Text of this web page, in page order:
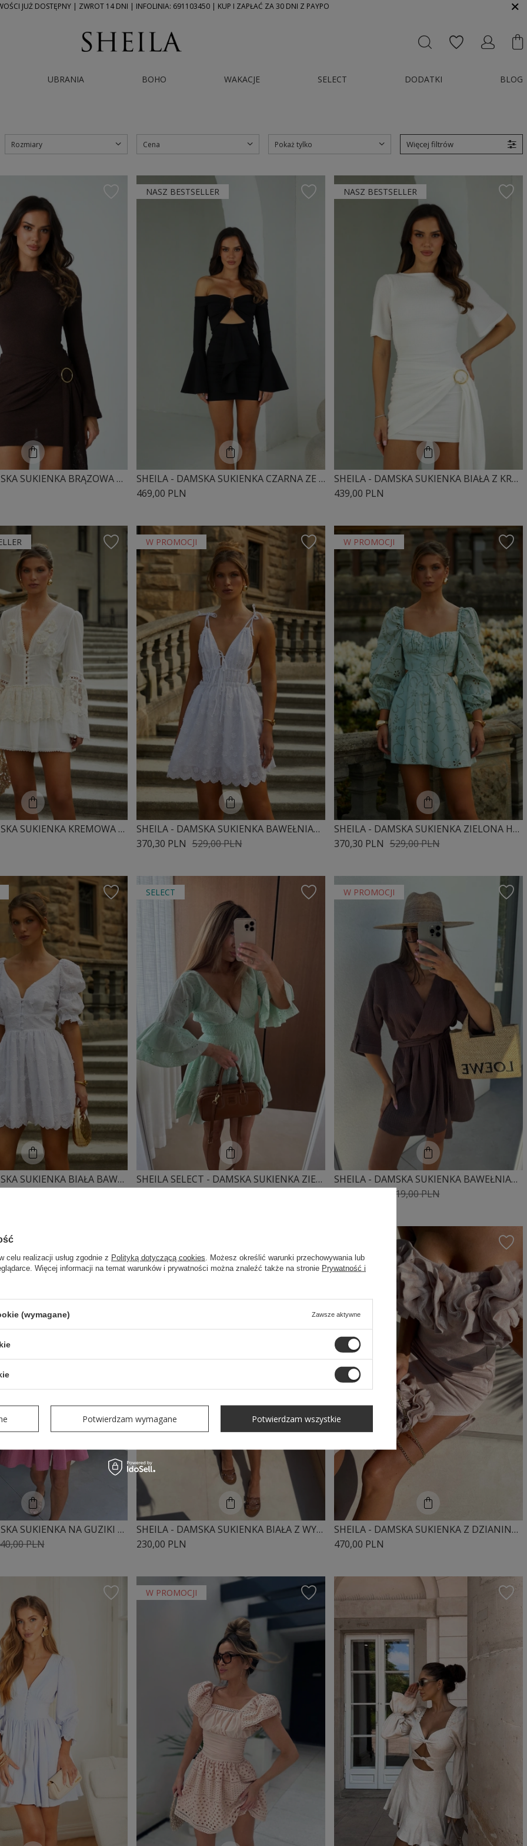
JUŻ DOSTĘPNY | ZWROT 14 DNI | INFOLINIA: 691103450 | KUP I ZAPŁAĆ ZA 30 DNI Z PAYPO
UBRANIA BOHO WAKACJE SELECT DODATKI BLOG
Rozmiary Cena Pokaż tylko Więcej filtrów
SHEILA - DAMSKA SUKIENKA BRĄZOWA Z DŁUGIM ROZKLOSZOWANYM RĘKAWEM MINI 'LUCYJA'
NASZ BESTSELLER
SHEILA - DAMSKA SUKIENKA CZARNA ZE ZŁOTĄ OZDOBĄ 'MONACO'
469,00 PLN
NASZ BESTSELLER
SHEILA - DAMSKA SUKIENKA BIAŁA Z KRÓTKIM RĘKAWEM MINI 'JOLIE'
439,00 PLN
SHEILA - DAMSKA SUKIENKA KREMOWA Z KORONKOWYMI TAŚMAMI MINI 'NOIRE'
W PROMOCJI
SHEILA - DAMSKA SUKIENKA BAWEŁNIANA BIAŁA W KWIATY MINI 'ELIANE'
529,00 PLN
370,30 PLN
W PROMOCJI
SHEILA - DAMSKA SUKIENKA ZIELONA HAFTOWANA BAWEŁNA MINI 'CLAIRE'
529,00 PLN
370,30 PLN
SHEILA - DAMSKA SUKIENKA BIAŁA BAWEŁNIANA MINI 'OPHELIE'
SELECT
SHEILA SELECT - DAMSKA SUKIENKA ZIELONA AŻUROWA Z GUMĄ W PASIE 'AFRODYTA GREEN'
W PROMOCJI
SHEILA - DAMSKA SUKIENKA BAWEŁNIANA BRĄZOWA MINI 'MARCELA BROWN'
319,00 PLN
SHEILA - DAMSKA SUKIENKA NA GUZIKI MUŚLINOWA RÓŻOWA Z GUMĄ MINI 'SELENE PINK'
PLN
SHEILA - DAMSKA SUKIENKA BIAŁA Z WYCIĘCIEM W TALII BOHO 'WHITE DESIRE'
230,00 PLN
SHEILA - DAMSKA SUKIENKA Z DZIANINY Z EFEKTOWNYM ZDOBIENIEM BEŻOWA 'JOSEFA'
470,00 PLN
W PROMOCJI
celu realizacji usług zgodnie z Polityką dotyczącą cookies . Możesz określić warunki przechowywania lub
Więcej informacji na temat warunków i prywatności można znaleźć także na stronie Prywatność i
(wymagane) Zawsze aktywne
Potwierdzam wymagane Potwierdzam wszystkie